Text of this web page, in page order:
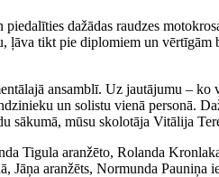
dažādas raudzes
tikt pie diplomiem un vērtīgām
ansamblī. Uz jautājumu – ko
un solistu vienā personā.
sākumā, mūsu skolotāja Vitālija
Tigula aranžēto, Rolanda
aranžēts, Normunda Pauniņa